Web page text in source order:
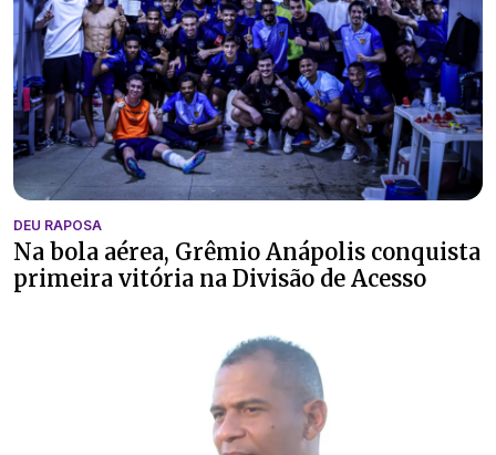
DEU RAPOSA
Na bola aérea, Grêmio Anápolis conquista
primeira vitória na Divisão de Acesso